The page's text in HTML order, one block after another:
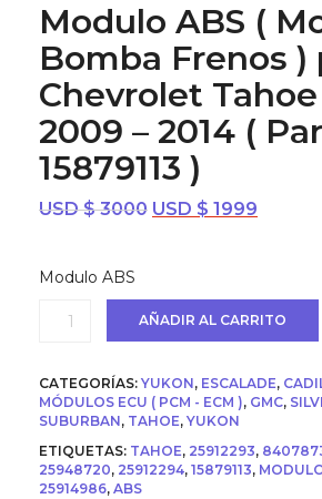
Modulo ABS (
Bomba Frenos )
Chevrolet
2009 – 2014 (
15879113 )
USD $3000 El
USD
$ 3000.
USD $ 1999
USD
$ 1999.
Modulo ABS
Modulo
Modulo
/
Bomba
)
para
Chevrolet
AÑADIR AL CARRITO
CATEGORÍAS: YUKON, ESCALADE,
MÓDULOS ECU ( PCM - ECM ), GMC,
SUBURBAN, TAHOE, YUKON
ETIQUETAS: TAHOE, 25912293,
25948720, 25912294, 15879113,
25914986, ABS